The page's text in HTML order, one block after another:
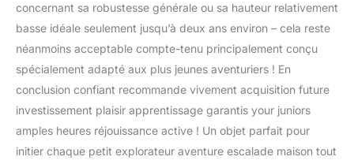
concernant sa robustesse générale ou sa hauteur relativement
basse idéale seulement jusqu’à deux ans environ – cela reste
néanmoins acceptable compte-tenu principalement conçu
spécialement adapté aux plus jeunes aventuriers ! En
conclusion confiant recommande vivement acquisition future
investissement plaisir apprentissage garantis your juniors
amples heures réjouissance active ! Un objet parfait pour
initier chaque petit explorateur aventure escalade maison tout